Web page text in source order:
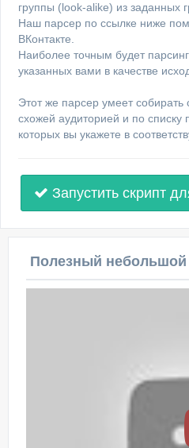
группы (look-alike) из заданных
Наш парсер по ссылке ниже
ВКонтакте.
Наиболее точным будет
указанных вами в качестве
Этот же парсер умеет
схожей аудиторией и по списку
которых вы укажете в
Запустить скрипт